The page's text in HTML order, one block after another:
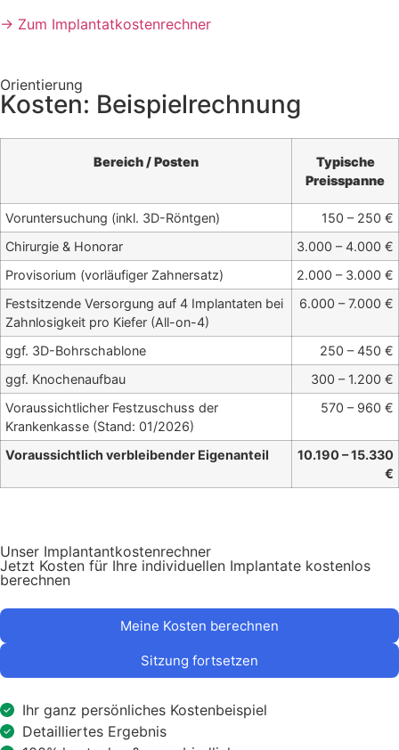
→ Zum Implantatkostenrechner
Orientierung
Kosten: Beispielrechnung
Bereich / Posten
Typische
Preisspanne
Voruntersuchung (inkl. 3D-Röntgen)
150 – 250 €
Chirurgie & Honorar
3.000 – 4.000 €
Provisorium (vorläufiger Zahnersatz)
2.000 – 3.000 €
Festsitzende Versorgung auf 4 Implantaten bei
Zahnlosigkeit pro Kiefer (All-on-4)
6.000 – 7.000 €
ggf. 3D-Bohrschablone
250 – 450 €
ggf. Knochenaufbau
300 – 1.200 €
Voraussichtlicher Festzuschuss der
Krankenkasse (Stand: 01/2026)
570 – 960 €
Voraussichtlich verbleibender Eigenanteil
10.190 – 15.330
€
Unser Implantantkostenrechner
Jetzt Kosten für Ihre individuellen Implantate kostenlos
berechnen
Meine Kosten berechnen
Sitzung fortsetzen
Ihr ganz persönliches Kostenbeispiel
Detailliertes Ergebnis